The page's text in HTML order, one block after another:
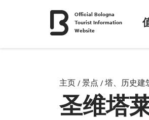
Official Bologna
Tourist Information
Website
主页 / 景点 / 塔、历史建
圣维塔